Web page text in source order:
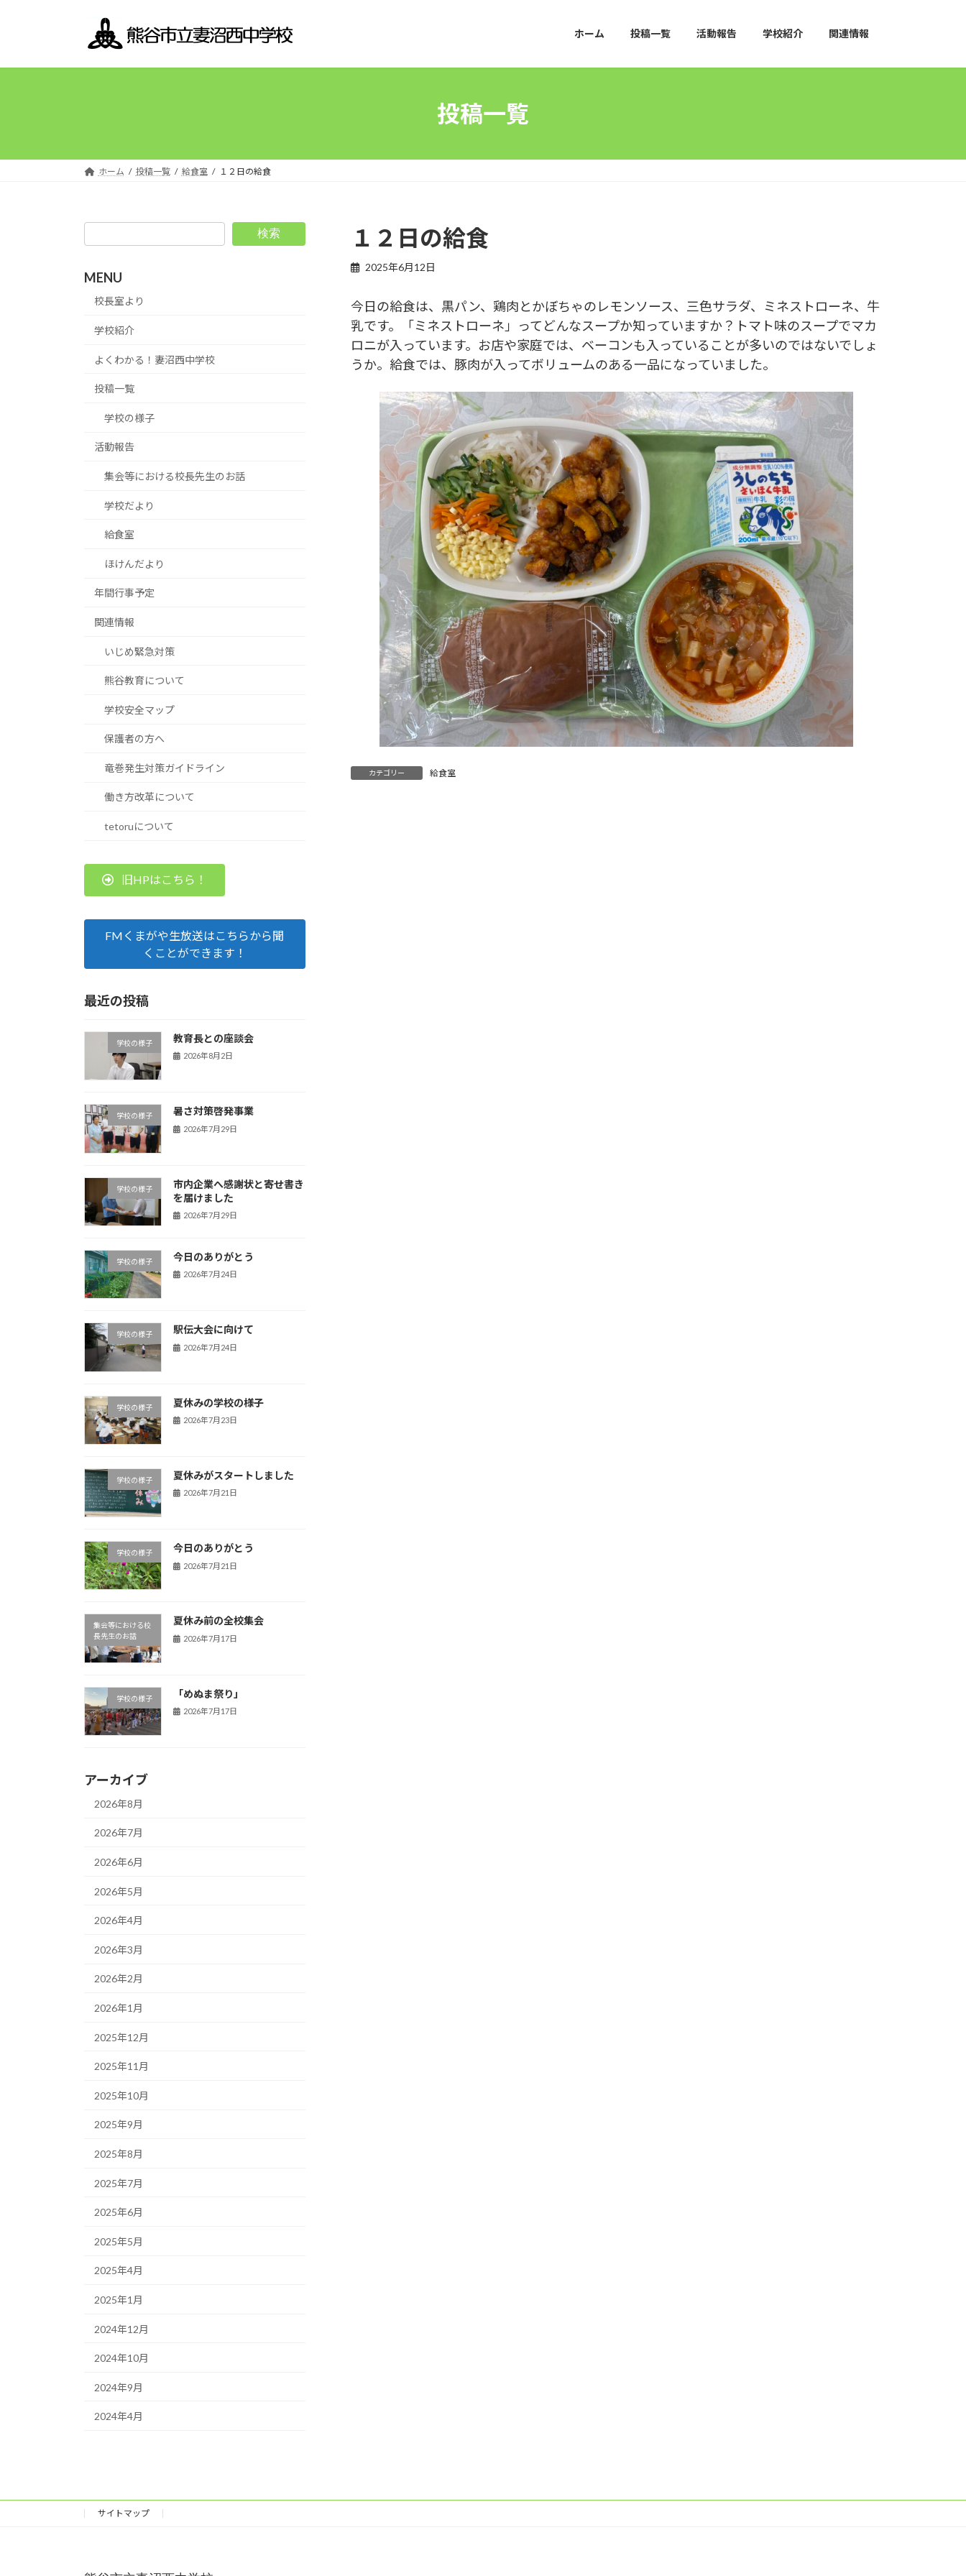
プ
動
ホーム 投稿一覧 活動報告 学校紹介 関連情報
投稿一覧
ホーム 投稿一覧 給食室 １２日の給食
１２日の給食
2025年6月12日
今日の給食は、黒パン、鶏肉とかぼちゃのレモンソース、三色サラダ、ミネストローネ、牛
乳です。「ミネストローネ」ってどんなスープか知っていますか？トマト味のスープでマカ
ロニが入っています。お店や家庭では、ベーコンも入っていることが多いのではないでしょ
うか。給食では、豚肉が入ってボリュームのある一品になっていました。
カテゴリー 給食室
検索
MENU
校長室より
学校紹介
よくわかる！妻沼西中学校
投稿一覧
学校の様子
活動報告
集会等における校長先生のお話
学校だより
給食室
ほけんだより
年間行事予定
関連情報
いじめ緊急対策
熊谷教育について
学校安全マップ
保護者の方へ
竜巻発生対策ガイドライン
働き方改革について
tetoruについて
旧HPはこちら！
FMくまがや生放送はこちらから聞
くことができます！
最近の投稿
学校の様子 教育長との座談会
2026年8月2日
学校の様子 暑さ対策啓発事業
2026年7月29日
学校の様子
市内企業へ感謝状と寄せ書き
を届けました
2026年7月29日
学校の様子 今日のありがとう
2026年7月24日
学校の様子 駅伝大会に向けて
2026年7月24日
学校の様子 夏休みの学校の様子
2026年7月23日
学校の様子 夏休みがスタートしました
2026年7月21日
学校の様子 今日のありがとう
2026年7月21日
集会等における校
長先生のお話
夏休み前の全校集会
2026年7月17日
学校の様子 「めぬま祭り」
2026年7月17日
アーカイブ
2026年8月
2026年7月
2026年6月
2026年5月
2026年4月
2026年3月
2026年2月
2026年1月
2025年12月
2025年11月
2025年10月
2025年9月
2025年8月
2025年7月
2025年6月
2025年5月
2025年4月
2025年1月
2024年12月
2024年10月
2024年9月
2024年4月
サイトマップ